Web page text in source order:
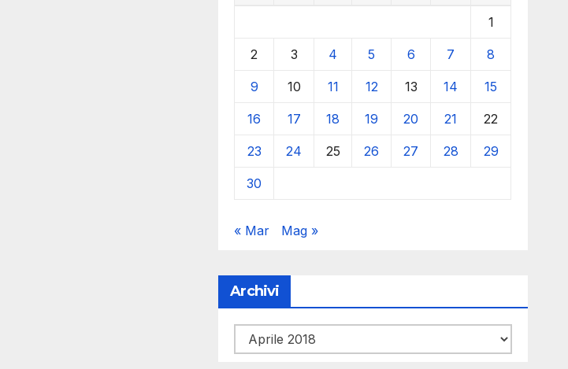
1
2 3 4 5 6 7 8
9 10 11 12 13 14 15
16 17 18 19 20 21 22
23 24 25 26 27 28 29
30
« Mar Mag »
Archivi
Archivi